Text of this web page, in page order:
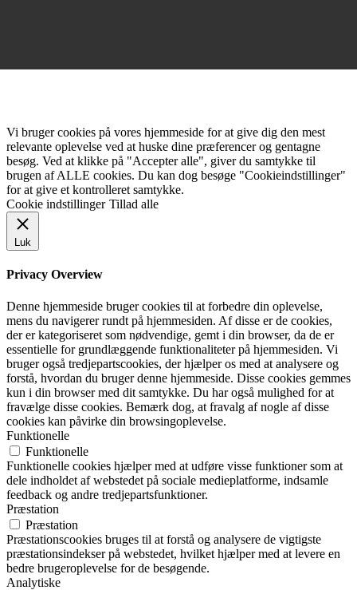
Vi bruger cookies på vores hjemmeside for at give dig den mest
relevante oplevelse ved at huske dine præferencer og gentagne
besøg. Ved at klikke på "Accepter alle", giver du samtykke til
brugen af ALLE cookies. Du kan dog besøge "Cookieindstillinger"
for at give et kontrolleret samtykke.
Cookie indstillinger Tillad alle
Luk
Privacy Overview
Denne hjemmeside bruger cookies til at forbedre din oplevelse,
mens du navigerer rundt på hjemmesiden. Af disse er de cookies,
der er kategoriseret som nødvendige, gemt i din browser, da de er
essentielle for grundlæggende funktionaliteter på hjemmesiden. Vi
bruger også tredjepartscookies, der hjælper os med at analysere og
forstå, hvordan du bruger denne hjemmeside. Disse cookies gemmes
kun i din browser med dit samtykke. Du har også mulighed for at
fravælge disse cookies. Bemærk dog, at fravalg af nogle af disse
cookies kan påvirke din browsingoplevelse.
Funktionelle
Funktionelle
Funktionelle cookies hjælper med at udføre visse funktioner som at
dele indholdet af webstedet på sociale medieplatforme, indsamle
feedback og andre tredjepartsfunktioner.
Præstation
Præstation
Præstationscookies bruges til at forstå og analysere de vigtigste
præstationsindekser på webstedet, hvilket hjælper med at levere en
bedre brugeroplevelse for de besøgende.
Analytiske